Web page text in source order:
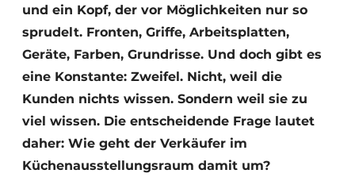
und ein Kopf, der vor Möglichkeiten nur so
sprudelt. Fronten, Griffe, Arbeitsplatten,
Geräte, Farben, Grundrisse. Und doch gibt es
eine Konstante: Zweifel. Nicht, weil die
Kunden nichts wissen. Sondern weil sie zu
viel wissen. Die entscheidende Frage lautet
daher: Wie geht der Verkäufer im
Küchenausstellungsraum damit um?